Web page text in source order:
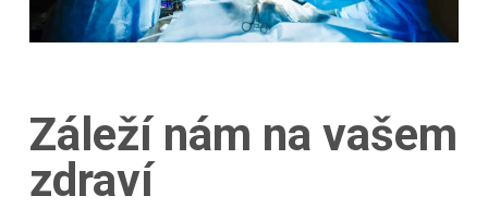
Záleží nám na vašem
zdraví